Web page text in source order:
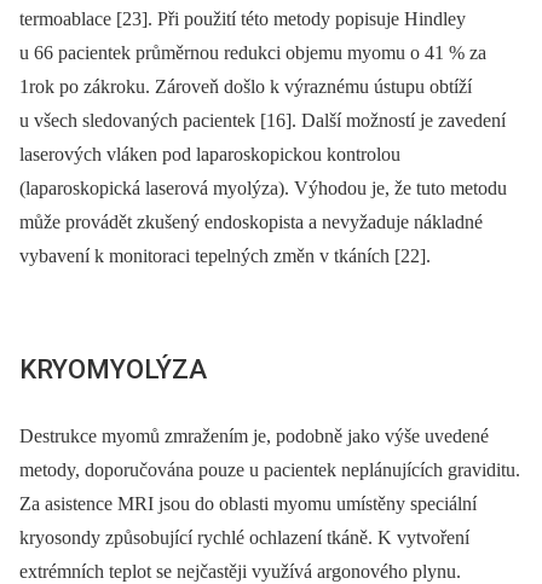
termoablace [23]. Při použití této metody popisuje Hindley
u 66 pacientek průměrnou redukci objemu myomu o 41 % za
1rok po zákroku. Zároveň došlo k výraznému ústupu obtíží
u všech sledovaných pacientek [16]. Další možností je zavedení
laserových vláken pod laparoskopickou kontrolou
(laparoskopická laserová myolýza). Výhodou je, že tuto metodu
může provádět zkušený endoskopista a nevyžaduje nákladné
vybavení k monitoraci tepelných změn v tkáních [22].
KRYOMYOLÝZA
Destrukce myomů zmražením je, podobně jako výše uvedené
metody, doporučována pouze u pacientek neplánujících graviditu.
Za asistence MRI jsou do oblasti myomu umístěny speciální
kryosondy způsobující rychlé ochlazení tkáně. K vytvoření
extrémních teplot se nejčastěji využívá argonového plynu.